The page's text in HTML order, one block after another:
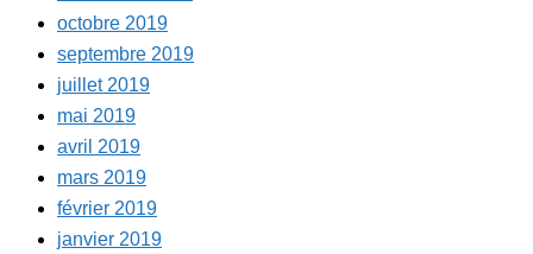
octobre 2019
septembre 2019
juillet 2019
mai 2019
avril 2019
mars 2019
février 2019
janvier 2019